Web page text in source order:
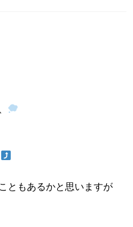
ともあるかと思いますが